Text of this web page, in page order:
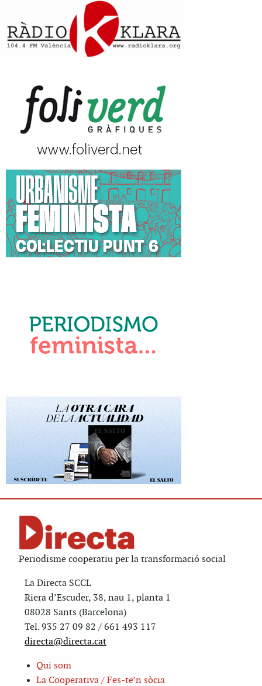
Periodisme cooperatiu per la transformació social
La Directa SCCL
Riera d’Escuder, 38, nau 1, planta 1
08028 Sants (Barcelona)
Tel. 935 27 09 82 / 661 493 117
directa@directa.cat
Qui som
La Cooperativa / Fes-te’n sòcia